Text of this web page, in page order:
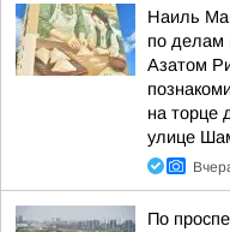
Наиль
по делам
Азатом
на торце
улице
По